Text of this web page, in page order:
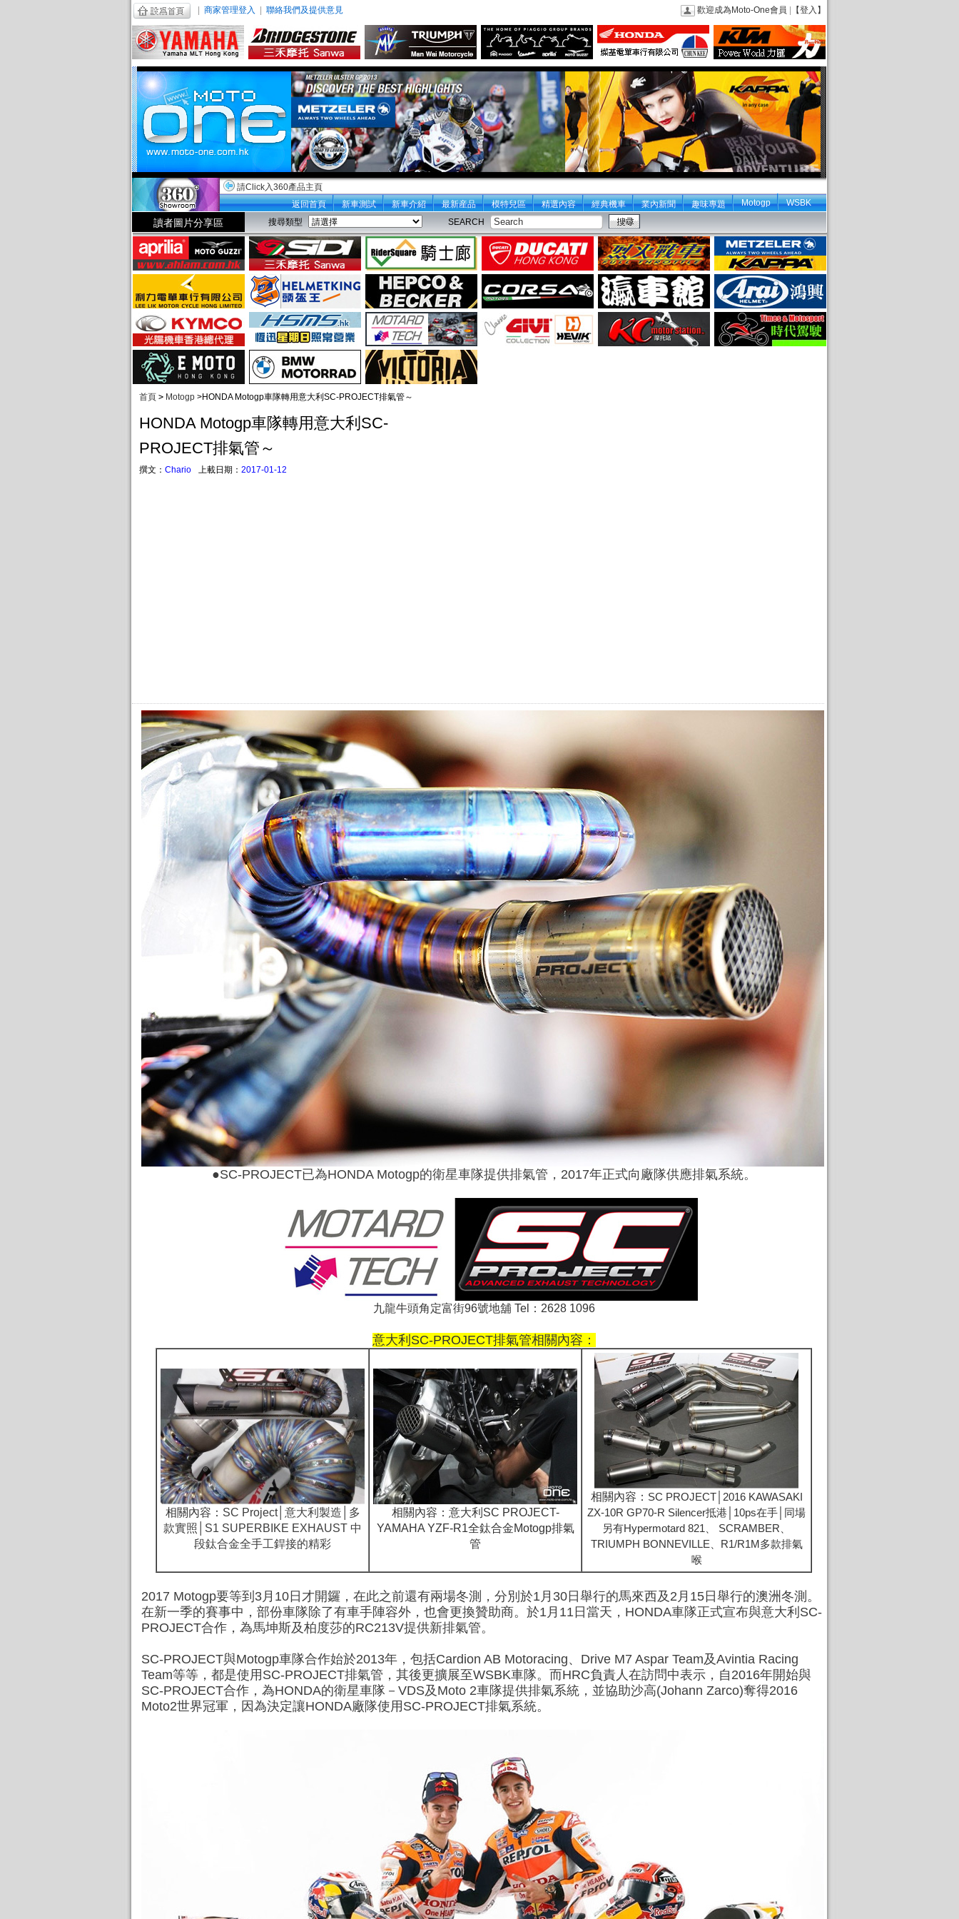
商家管理登入 聯絡我們及提供意見 歡迎成為Moto-One會員 【登入】
請Click入360產品主頁
返回首頁
新車測試 新車介紹 最新産品 模特兒區 精選內容 經典機車 業內新聞 趣味專題 Motogp WSBK
讀者圖片分享區 搜尋類型 SEARCH
首頁 > Motogp >HONDA Motogp車隊轉用意大利SC-PROJECT排氣管～
HONDA Motogp車隊轉用意大利SC-
PROJECT排氣管～
撰文： Chario 上載日期： 2017-01-12
●SC-PROJECT已為HONDA Motogp的衛星車隊提供排氣管，2017年正式向廠隊供應排氣系統。
九龍牛頭角定富街96號地舖 Tel：2628 1096
意大利SC-PROJECT排氣管相關內容：
相關內容： SC Project│意大利製造│多
款實照│S1 SUPERBIKE EXHAUST 中
段鈦合金全手工銲接的精彩
相關內容：意大利SC PROJECT-
YAMAHA YZF-R1全鈦合金Motogp排氣
管
相關內容： SC PROJECT│2016 KAWASAKI
ZX-10R GP70-R Silencer抵港│10ps在手│同場
另有Hypermotard 821、 SCRAMBER、
TRIUMPH BONNEVILLE、R1/R1M多款排氣
喉
2017 Motogp要等到3月10日才開鑼，在此之前還有兩場冬測，分別於1月30日舉行的馬來西及2月15日舉行的澳洲冬測。
在新一季的賽事中，部份車隊除了有車手陣容外，也會更換贊助商。於1月11日當天，HONDA車隊正式宣布與意大利 SC-
PROJECT合作，為馬坤斯及柏度莎的RC213V提供新排氣管。
SC-PROJECT與Motogp車隊合作始於2013年，包括Cardion AB Motoracing、Drive M7 Aspar Team及Avintia Racing
Team等等，都是使用 SC-PROJECT排氣管，其後更擴展至WSBK車隊。而HRC負責人在訪問中表示，自2016年開始與
SC-PROJECT合作，為HONDA的衛星車隊－VDS及Moto 2車隊提供排氣系統，並協助沙高(Johann Zarco)奪得2016
Moto2世界冠軍，因為決定讓HONDA廠隊使用 SC-PROJECT排氣系統。